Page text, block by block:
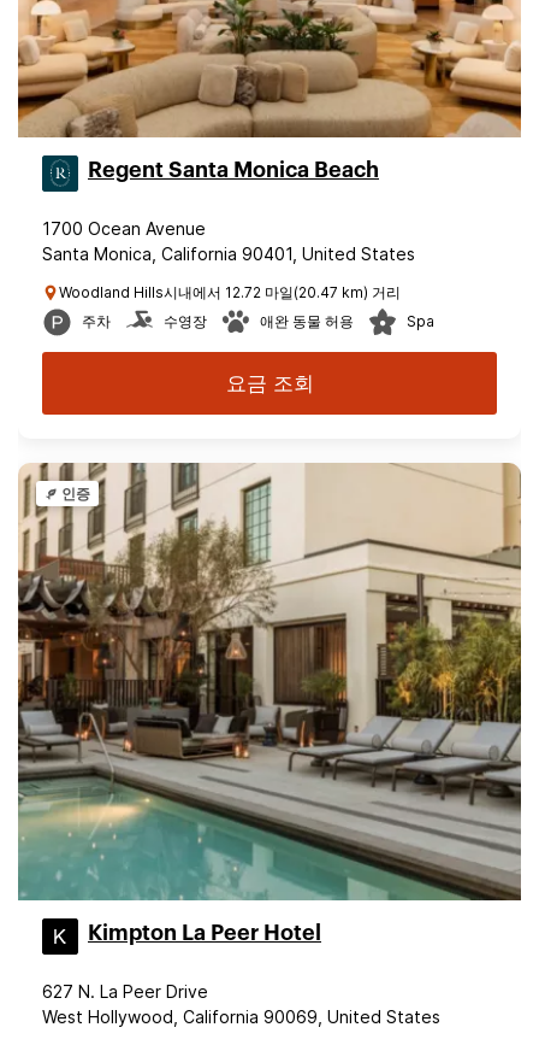
Regent Santa Monica Beach
1700 Ocean Avenue
Santa Monica, California 90401, United States
Woodland Hills시내에서 12.72 마일(20.47 km) 거리
주차
수영장 애완 동물 허용 Spa
요금 조회
인증
Kimpton La Peer Hotel
627 N. La Peer Drive
West Hollywood, California 90069, United States